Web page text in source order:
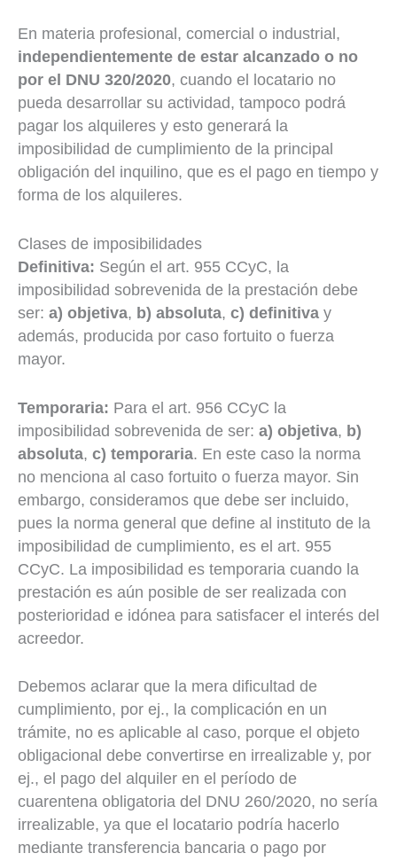
En materia profesional, comercial o industrial,
independientemente de estar alcanzado o no
por el DNU 320/2020, cuando el locatario no
pueda desarrollar su actividad, tampoco podrá
pagar los alquileres y esto generará la
imposibilidad de cumplimiento de la principal
obligación del inquilino, que es el pago en tiempo y
forma de los alquileres.
Clases de imposibilidades
Definitiva: Según el art. 955 CCyC, la
imposibilidad sobrevenida de la prestación debe
ser: a) objetiva, b) absoluta, c) definitiva y
además, producida por caso fortuito o fuerza
mayor.
Temporaria: Para el art. 956 CCyC la
imposibilidad sobrevenida de ser: a) objetiva, b)
absoluta, c) temporaria. En este caso la norma
no menciona al caso fortuito o fuerza mayor. Sin
embargo, consideramos que debe ser incluido,
pues la norma general que define al instituto de la
imposibilidad de cumplimiento, es el art. 955
CCyC. La imposibilidad es temporaria cuando la
prestación es aún posible de ser realizada con
posterioridad e idónea para satisfacer el interés del
acreedor.
Debemos aclarar que la mera dificultad de
cumplimiento, por ej., la complicación en un
trámite, no es aplicable al caso, porque el objeto
obligacional debe convertirse en irrealizable y, por
ej., el pago del alquiler en el período de
cuarentena obligatoria del DNU 260/2020, no sería
irrealizable, ya que el locatario podría hacerlo
mediante transferencia bancaria o pago por